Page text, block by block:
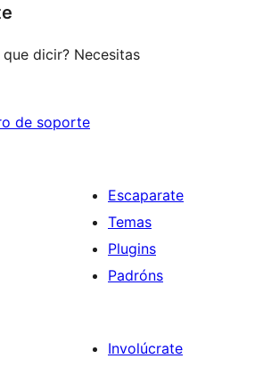
dicir? Necesitas
de soporte
Escaparate
Temas
Plugins
Padróns
Involúcrate